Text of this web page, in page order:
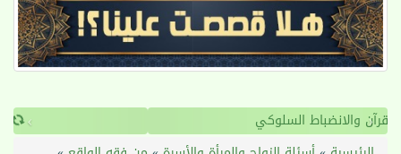
القرآن والانضباط السلوكي ‹
›